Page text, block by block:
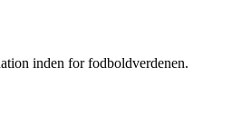
inden for fodboldverdenen.